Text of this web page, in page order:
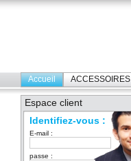
Accueil ACCESSOIRES
Espace client
Identifiez-vous :
E-mail :
passe :